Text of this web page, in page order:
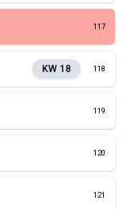
117
KW 18 118
119
120
121